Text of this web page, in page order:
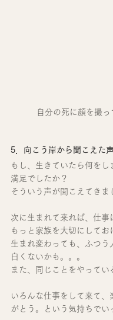
自分の死に顔を撮っ
5．向こう岸から聞こえた声
もし、生きていたら何をし
満足でしたか？
そういう声が聞こえてきま
次に生まれて来れば、仕事
もっと家族を大切にしてお
生まれ変わっても、ふつう
白くないかも。。。
また、同じことをやってい
いろんな仕事をして来て、
がとう。という気持ちでい